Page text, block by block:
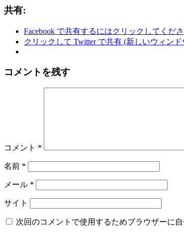
共有:
Facebook で共有するにはクリックしてくだ
クリックして Twitter で共有 (新しいウィン
コメントを残す
コメント *
名前 *
メール *
サイト
次回のコメントで使用するためブラウザーに